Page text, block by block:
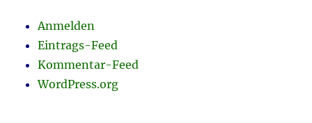
Anmelden
Eintrags-Feed
Kommentar-Feed
WordPress.org